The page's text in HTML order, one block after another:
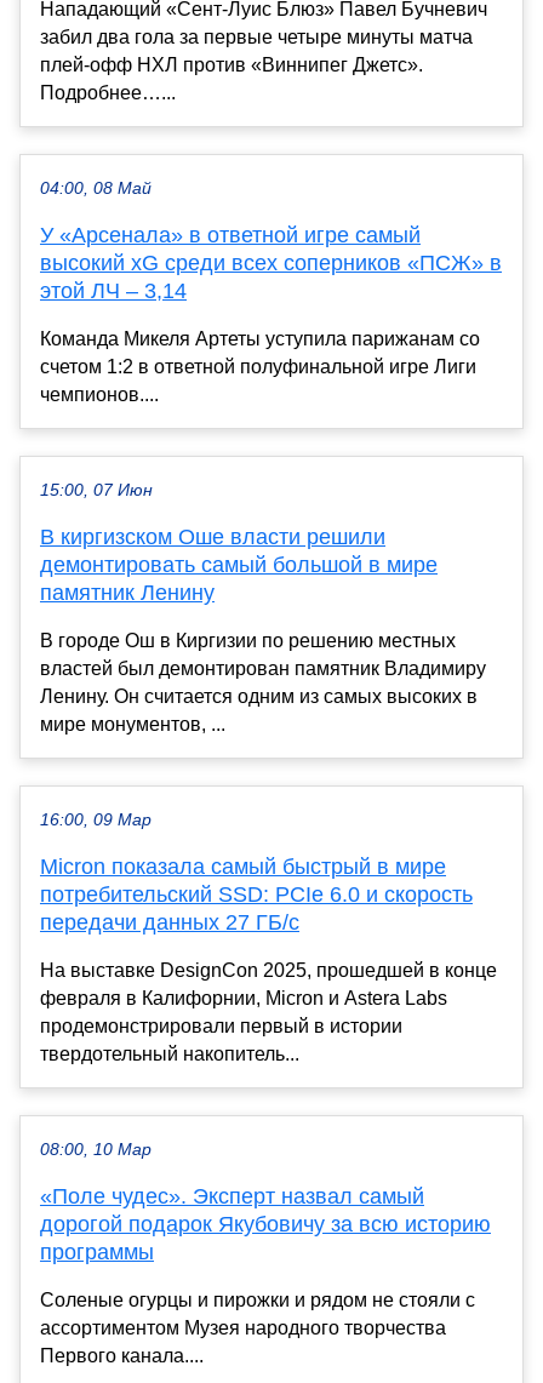
Нападающий «Сент‑Луис Блюз» Павел Бучневич
забил два гола за первые четыре минуты матча
плей‑офф НХЛ против «Виннипег Джетс».
Подробнее…...
04:00, 08 Май
У «Арсенала» в ответной игре самый
высокий xG среди всех соперников «ПСЖ» в
этой ЛЧ – 3,14
Команда Микеля Артеты уступила парижанам со
счетом 1:2 в ответной полуфинальной игре Лиги
чемпионов....
15:00, 07 Июн
В киргизском Оше власти решили
демонтировать самый большой в мире
памятник Ленину
В городе Ош в Киргизии по решению местных
властей был демонтирован памятник Владимиру
Ленину. Он считается одним из самых высоких в
мире монументов, ...
16:00, 09 Мар
Micron показала самый быстрый в мире
потребительский SSD: PCIe 6.0 и скорость
передачи данных 27 ГБ/с
На выставке DesignCon 2025, прошедшей в конце
февраля в Калифорнии, Micron и Astera Labs
продемонстрировали первый в истории
твердотельный накопитель...
08:00, 10 Мар
«Поле чудес». Эксперт назвал самый
дорогой подарок Якубовичу за всю историю
программы
Соленые огурцы и пирожки и рядом не стояли с
ассортиментом Музея народного творчества
Первого канала....